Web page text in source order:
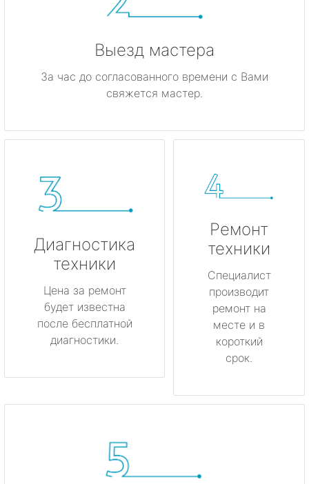
Выезд мастера
За час до согласованного времени с Вами
свяжется мастер.
Диагностика
техники
Цена за ремонт
будет известна
после бесплатной
диагностики.
Ремонт
техники
Специалист
производит
ремонт на
месте и в
короткий
срок.